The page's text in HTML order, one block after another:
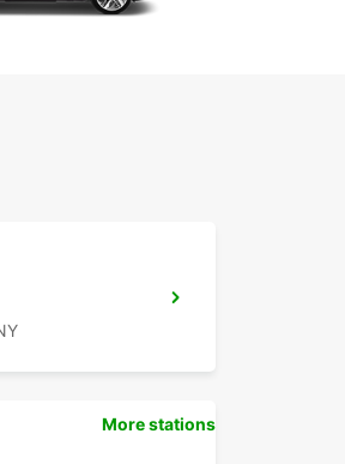
Sigmaringen y
More stations